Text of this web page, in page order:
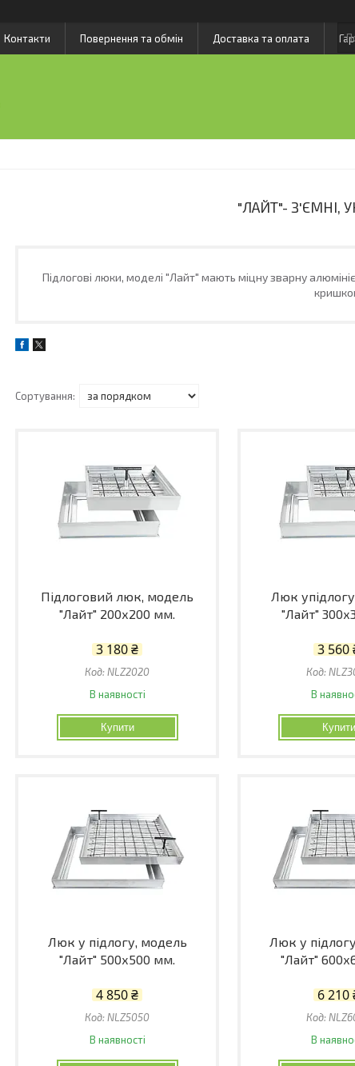
Контакти Повернення та обмін Доставка та оплата
"ЛАЙТ"- З'ЄМНІ,
Підлогові люки, моделі "Лайт" мають міцну зварну
Підлоговий люк, модель
"Лайт" 200х200 мм.
3 180 ₴
NLZ2020
В наявності
Купити
Люк
"Лайт"
3 560
В
Купити
Люк у підлогу, модель
"Лайт" 500х500 мм.
4 850 ₴
NLZ5050
В наявності
Люк у
"Лайт"
6 210
В